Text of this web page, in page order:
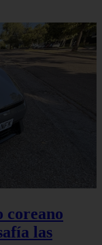
las